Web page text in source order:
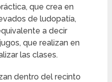
que crea en
de ludopatía,
a decir
que realizan en
las clases.
dentro del recinto